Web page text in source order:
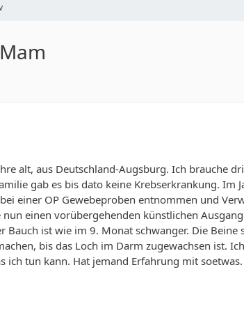
alt, aus Deutschland-Augsburg. Ich brauche
gab es bis dato keine Krebserkrankung. Im
einer OP Gewebeproben entnommen und
einen vorübergehenden künstlichen
Bauch ist wie im 9. Monat schwanger. Die
bis das Loch im Darm zugewachsen ist.
ich tun kann. Hat jemand Erfahrung mit